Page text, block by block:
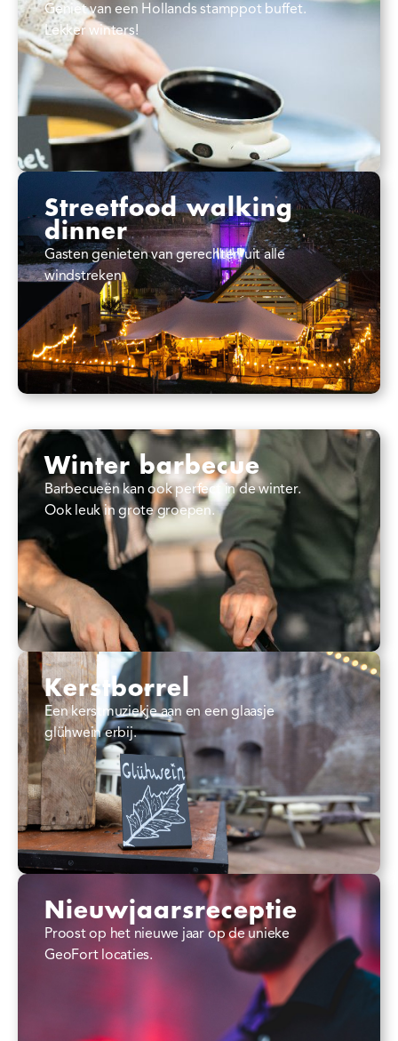
Geniet van een Hollands stamppot buffet.
Lekker winters!
Streetfood walking
dinner
Gasten genieten van gerechten uit alle
windstreken
Winter barbecue
Barbecueën kan ook perfect in de winter.
Ook leuk in grote groepen.
Kerstborrel
Een kerstmuziekje aan en een glaasje
glühwein erbij.
Nieuwjaarsreceptie
Proost op het nieuwe jaar op de unieke
GeoFort locaties.